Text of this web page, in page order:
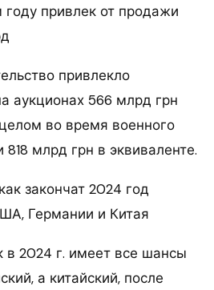
привлек от продажи
привлекло
аукционах 566 млрд грн
во время военного
млрд грн в эквиваленте.
закончат 2024 год
Германии и Китая
в 2024 г. имеет все шансы
а китайский, после